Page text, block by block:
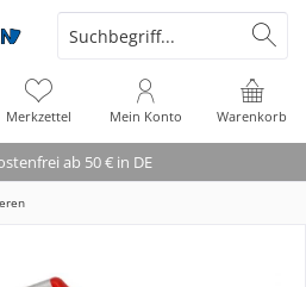
ab 50 € in DE
Warenkorb
Merkzettel Mein Konto